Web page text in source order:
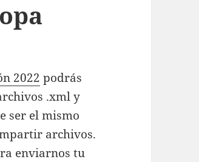
2022 podrás
.xml y
ser el mismo
archivos.
enviarnos tu